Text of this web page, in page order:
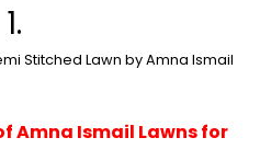
1.
Stitched Lawn by Amna Ismail
Amna Ismail Lawns for